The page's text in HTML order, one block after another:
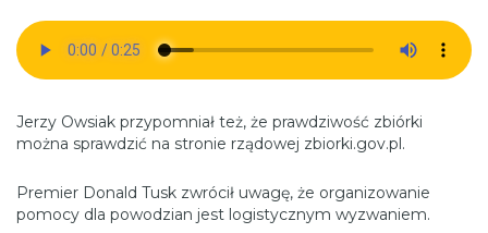
Jerzy Owsiak przypomniał też, że prawdziwość zbiórki
można sprawdzić na stronie rządowej zbiorki.gov.pl.
Premier Donald Tusk zwrócił uwagę, że organizowanie
pomocy dla powodzian jest logistycznym wyzwaniem.